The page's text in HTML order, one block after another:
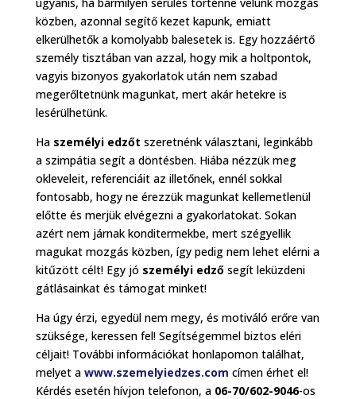
közben, azonnal segítő kezet kapunk, emiatt
elkerülhetők a komolyabb balesetek is. Egy hozzáértő
személy tisztában van azzal, hogy mik a holtpontok,
vagyis bizonyos gyakorlatok után nem szabad
megerőltetnünk magunkat, mert akár hetekre is
lesérülhetünk.
Ha személyi edzőt szeretnénk választani, leginkább
a szimpátia segít a döntésben. Hiába nézzük meg
okleveleit, referenciáit az illetőnek, ennél sokkal
fontosabb, hogy ne érezzük magunkat kellemetlenül
előtte és merjük elvégezni a gyakorlatokat. Sokan
azért nem járnak konditermekbe, mert szégyellik
magukat mozgás közben, így pedig nem lehet elérni a
kitűzött célt! Egy jó személyi edzősegít leküzdeni
gátlásainkat és támogat minket!
Ha úgy érzi, egyedül nem megy, és motiváló erőre van
szüksége, keressen fel! Segítségemmel biztos eléri
céljait! További információkat honlapomon találhat,
melyet a www.szemelyiedzes.com címen érhet el!
Kérdés esetén hívjon telefonon, a 06-70/602-9046-os